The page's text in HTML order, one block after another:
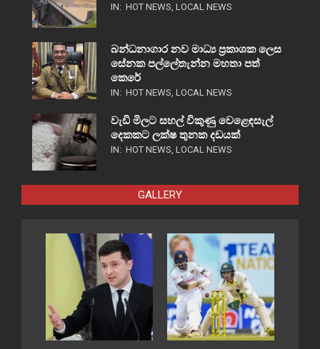
IN: HOT NEWS, LOCAL NEWS
බන්ධනාගාර නව මාධ්‍ය ප්‍රකාශක ලෙස
සේනක පල්ලේතැන්න මහතා පත්
කෙරේ
IN: HOT NEWS, LOCAL NEWS
වැඩි මිලට සහල් විකුණු වෙළෙඳසැල්
දෙකකට ලක්ෂ තුනක දඩයක්
IN: HOT NEWS, LOCAL NEWS
GALLERY